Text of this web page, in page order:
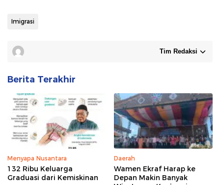
Imigrasi
Tim Redaksi
Berita Terakhir
Menyapa Nusantara
132 Ribu Keluarga
Graduasi dari Kemiskinan
Daerah
Wamen Ekraf Harap ke
Depan Makin Banyak